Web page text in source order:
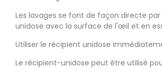
Les lavages se font de façon directe
unidose avec la surface de l'œil et en
Utiliser le récipient unidose
Le récipient-unidose peut être utilisé